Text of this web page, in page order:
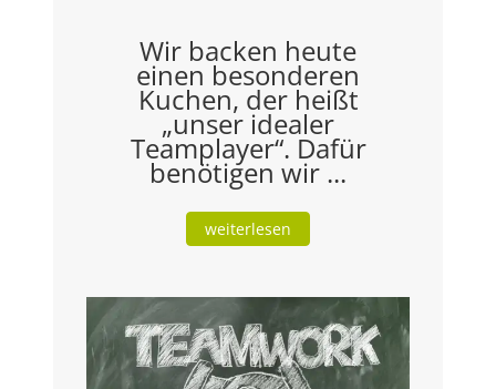
Wir backen heute
einen besonderen
Kuchen, der heißt
„unser idealer
Teamplayer“. Dafür
benötigen wir ...
weiterlesen